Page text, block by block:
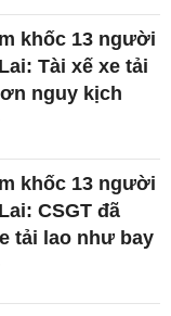
khốc 13 người
Tài xế xe tải
nguy kịch
khốc 13 người
CSGT đã
tải lao như bay